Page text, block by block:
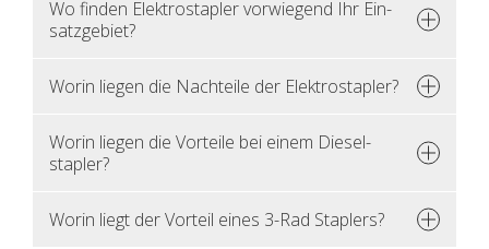
Wo fin­den Elek­tro­stap­ler vor­wie­gend Ihr Ein­
satz­ge­biet?
Worin lie­gen die Nach­tei­le der Elek­tro­stap­ler?
Worin lie­gen die Vor­tei­le bei einem Die­sel­
stap­ler?
Worin liegt der Vor­teil eines 3-Rad Stap­lers?